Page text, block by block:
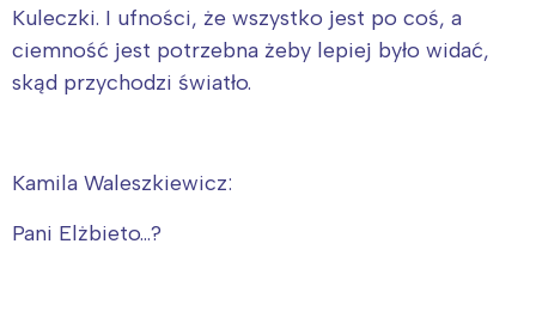
Kuleczki. I ufności, że wszystko jest po coś, a
ciemność jest potrzebna żeby lepiej było widać,
skąd przychodzi światło.
Kamila Waleszkiewicz:
Pani Elżbieto…?